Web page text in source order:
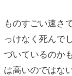
ものすごい速さ
っけなく死んで
づいているのか
は高いのではな